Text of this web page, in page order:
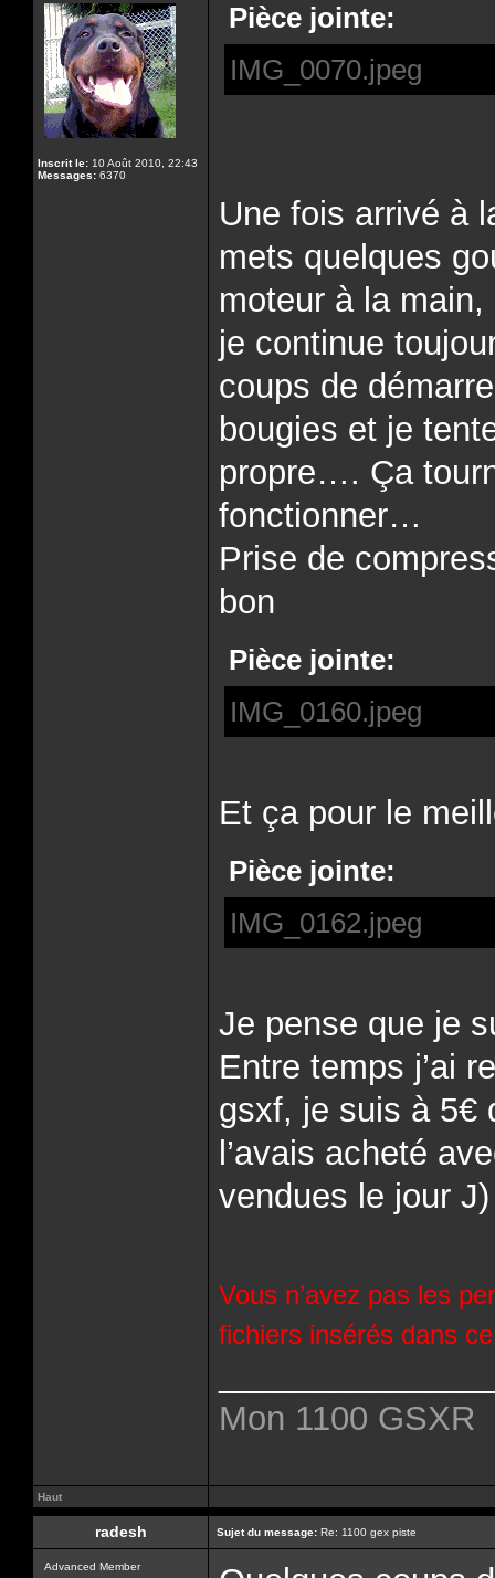
Inscrit le: 10 Août 2010, 22:43
Messages: 6370
Pièce jointe:
IMG_0070.jpeg
Une fois arrivé à
mets quelques
moteur à la
je continue
coups de
bougies et je
propre…. Ça
fonctionner…
Prise de
bon
Pièce jointe:
IMG_0160.jpeg
Et ça pour le
Pièce jointe:
IMG_0162.jpeg
Je pense que je
Entre temps j’ai
gsxf, je suis à 5€
l’avais acheté
vendues le jour J)
Vous n’avez pas les
fichiers insérés dans
Mon 1100 GSXR
Haut
radesh Sujet du message: Re: 1100 gex piste
Advanced Member